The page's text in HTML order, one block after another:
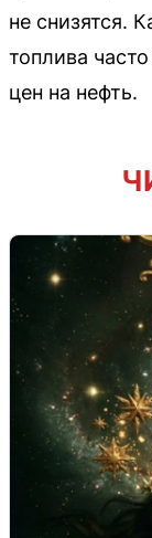
не снизятся.
топлива
цен на нефть.